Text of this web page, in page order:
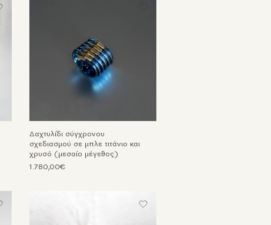
Δαχτυλίδι σύγχρονου
σχεδιασμού σε μπλε τιτάνιο και
χρυσό (μεσαίο μέγεθος)
1.780,00€